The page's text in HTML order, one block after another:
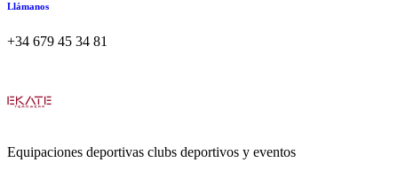
Llámanos
+34 679 45 34 81
Equipaciones deportivas clubs deportivos y eventos